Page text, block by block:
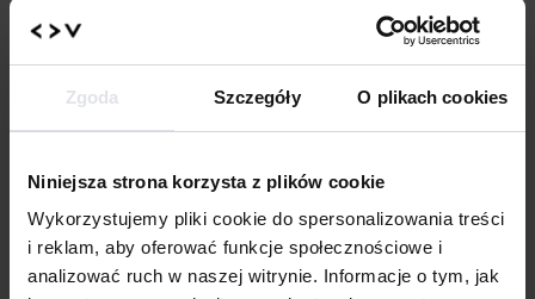
Zgoda Szczegóły O plikach cookies
Niniejsza strona korzysta z plików cookie
Wykorzystujemy pliki cookie do spersonalizowania treści
i reklam, aby oferować funkcje społecznościowe i
analizować ruch w naszej witrynie. Informacje o tym, jak